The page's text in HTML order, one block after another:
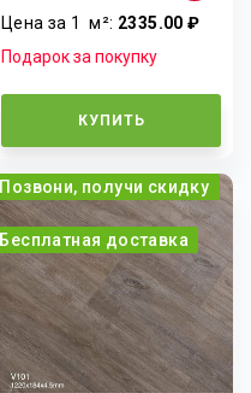
Цена за 1м²: 2335.00 ₽
Подарок за покупку
КУПИТЬ
Позвони, получи скидку
Бесплатная доставка